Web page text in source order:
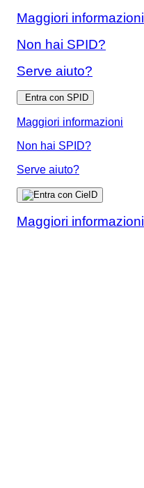
Maggiori informazioni
Non hai SPID?
Serve aiuto?
Entra con SPID
Maggiori informazioni
Non hai SPID?
Serve aiuto?
Maggiori informazioni